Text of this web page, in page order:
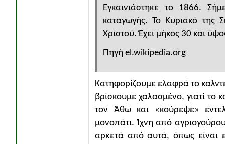
Εγκαινιάστηκε το 1866.
καταγωγής. Το Κυριακό της
Χριστού. Έχει μήκος 30 και
Πηγή el.wikipedia.org
Κατηφορίζουμε ελαφρά το
βρίσκουμε χαλασμένο, γιατί το
τον Άθω και «κούρεψε»
μονοπάτι. Ίχνη από
αρκετά από αυτά, όπως είναι